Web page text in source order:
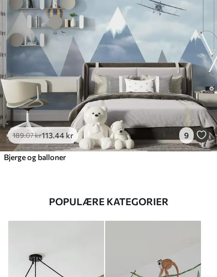
189.07kr113 .44 kr 9
Bjerge og balloner
POPULÆRE KATEGORIER